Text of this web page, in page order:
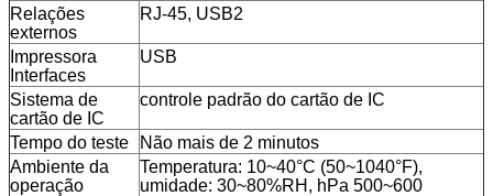
Relações
externos
RJ-45, USB2
Impressora
Interfaces
USB
Sistema de
cartão de IC
controle padrão do cartão de IC
Tempo do teste
Não mais de 2 minutos
Ambiente da
operação
Temperatura: 10~40°C (50~1040°F),
umidade: 30~80%RH, hPa 500~600